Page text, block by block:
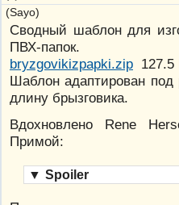
Сводный шаблон для
ПВХ-папок.
bryzgovikizpapki.zip 127.5
Шаблон адаптирован
длину брызговика.
Вдохновлено Rene
Примой:
▼ Spoiler